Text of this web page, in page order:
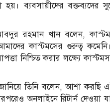
ব্যবসায়ীদের
রহমান খান বলেন,
কাস্টমসের গুরুত্ব
নিশ্চিত করার লক্ষ্যে
জানিয়ে তিনি বলেন, আশা
অনলাইনে রিটার্ন দেওয়া